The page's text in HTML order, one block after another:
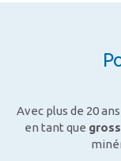
Avec plus de 20
en tant que